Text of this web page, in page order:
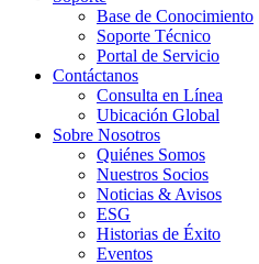
Base de Conocimiento
Soporte Técnico
Portal de Servicio
Contáctanos
Consulta en Línea
Ubicación Global
Sobre Nosotros
Quiénes Somos
Nuestros Socios
Noticias & Avisos
ESG
Historias de Éxito
Eventos